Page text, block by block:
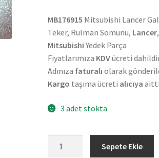
MB176915 Mitsubishi Lancer
Teker, Rulman Somunu, Lancer
MitsubishiYedek Parça
Fiyatlarımıza KDVücreti
Adınıza faturalı olarak
Kargo taşıma ücreti alıcıya
3 adet stokta
Sepete Ekle